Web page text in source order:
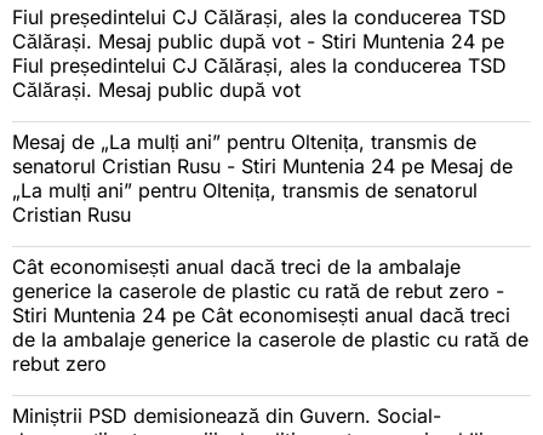
Fiul președintelui CJ Călărași, ales la conducerea TSD
Călărași. Mesaj public după vot - Stiri Muntenia 24 pe
Fiul președintelui CJ Călărași, ales la conducerea TSD
Călărași. Mesaj public după vot
Mesaj de „La mulți ani” pentru Oltenița, transmis de
senatorul Cristian Rusu - Stiri Muntenia 24 pe Mesaj de
„La mulți ani” pentru Oltenița, transmis de senatorul
Cristian Rusu
Cât economisești anual dacă treci de la ambalaje
generice la caserole de plastic cu rată de rebut zero -
Stiri Muntenia 24 pe Cât economisești anual dacă treci
de la ambalaje generice la caserole de plastic cu rată de
rebut zero
Miniștrii PSD demisionează din Guvern. Social-